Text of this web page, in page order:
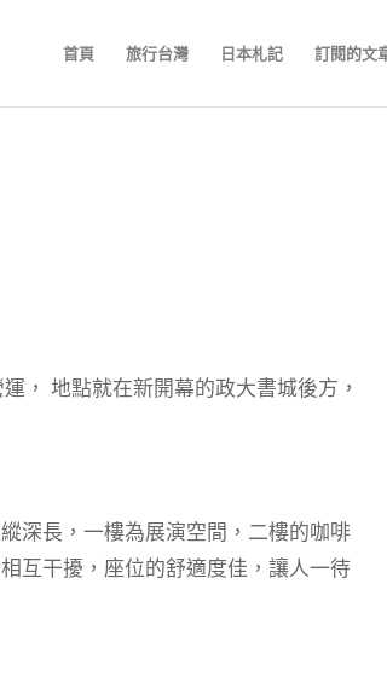
首頁 旅行台灣 日本札記 訂閱的文
， 地點就在新開幕的政大書城後方，
深長，一樓為展演空間，二樓的咖啡
互干擾，座位的舒適度佳，讓人一待